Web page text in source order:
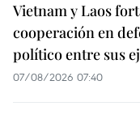
Vietnam y Laos
cooperación en
político entre sus
07/08/2026 07:40